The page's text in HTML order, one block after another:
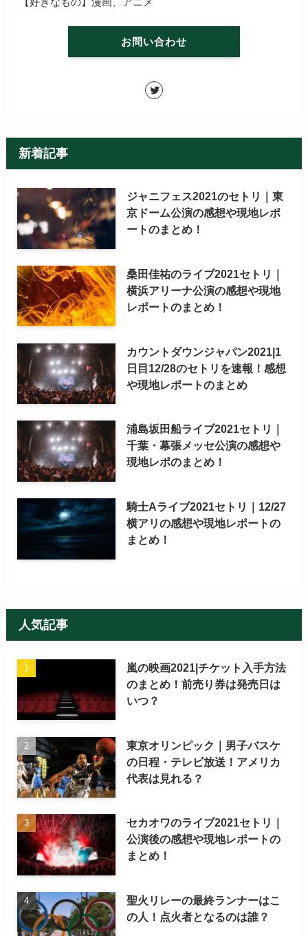
お問い合わせ
新着記事
ジャニフェス2021のセトリ｜東
京ドーム公演の感想や現地レポ
ートのまとめ！
桑田佳祐のライブ2021セトリ｜
横浜アリーナ公演の感想や現地
レポートのまとめ！
カウントダウンジャパン2021|1
日目12/28のセトリを速報！感想
や現地レポートのまとめ
浦島坂田船ライブ2021セトリ｜
千葉・幕張メッセ公演の感想や
現地レポのまとめ！
騎士Aライブ2021セトリ｜12/27
横アリの感想や現地レポートの
まとめ！
人気記事
嵐の映画2021|チケット入手方法
のまとめ！前売り券は発売日は
いつ？
東京オリンピック｜男子バスケ
の日程・テレビ放送！アメリカ
代表は見れる？
セカオワのライブ2021セトリ｜
公演後の感想や現地レポートの
まとめ！
聖火リレーの最終ランナーはこ
の人！点火者となるのは誰？